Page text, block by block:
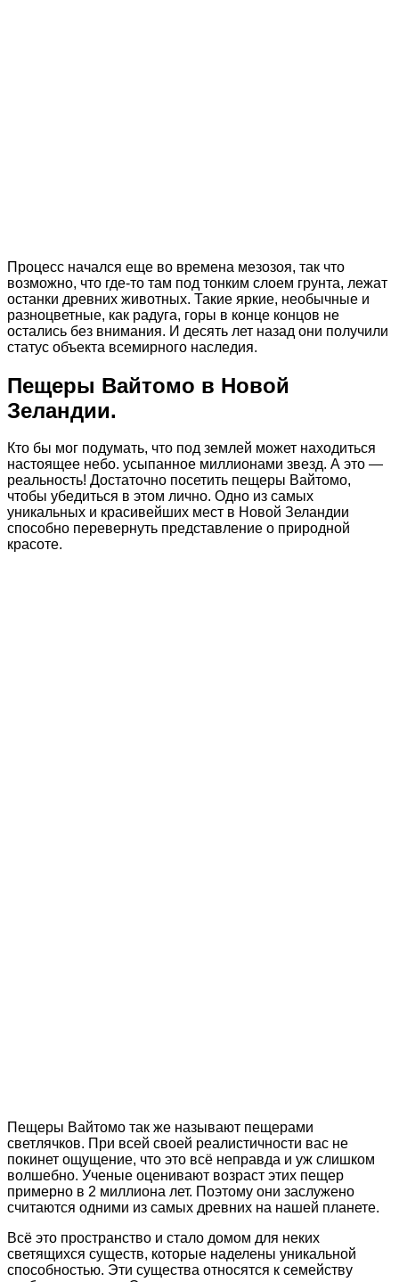
Процесс начался еще во времена мезозоя, так что
возможно, что где-то там под тонким слоем грунта, лежат
останки древних животных. Такие яркие, необычные и
разноцветные, как радуга, горы в конце концов не
остались без внимания. И десять лет назад они получили
статус объекта всемирного наследия.
Пещеры Вайтомо в Новой
Зеландии.
Кто бы мог подумать, что под землей может находиться
настоящее небо. усыпанное миллионами звезд. А это —
реальность! Достаточно посетить пещеры Вайтомо,
чтобы убедиться в этом лично. Одно из самых
уникальных и красивейших мест в Новой Зеландии
способно перевернуть представление о природной
красоте.
Пещеры Вайтомо так же называют пещерами
светлячков. При всей своей реалистичности вас не
покинет ощущение, что это всё неправда и уж слишком
волшебно. Ученые оценивают возраст этих пещер
примерно в 2 миллиона лет. Поэтому они заслужено
считаются одними из самых древних на нашей планете.
Всё это пространство и стало домом для неких
светящихся существ, которые наделены уникальной
способностью. Эти существа относятся к семейству